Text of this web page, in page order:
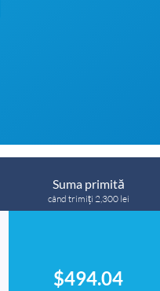
Suma primită
când trimiți 2,300 lei
$494.04